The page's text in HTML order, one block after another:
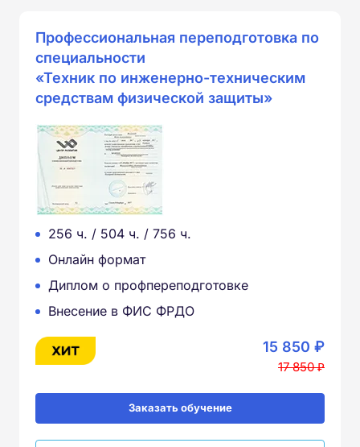
Профессиональная переподготовка по
специальности
«Техник по инженерно-техническим
средствам физической защиты»
256 ч. / 504 ч. / 756 ч.
Онлайн формат
Диплом о профпереподготовке
Внесение в ФИС ФРДО
15 850 ₽
17 850 ₽
Заказать обучение